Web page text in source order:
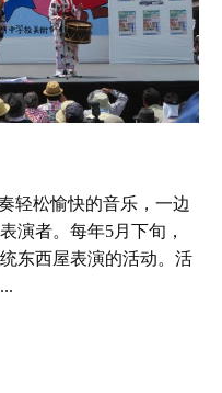
轻松愉快的音乐，一边
演者。每年5月下旬，
东西屋表演的活动。活